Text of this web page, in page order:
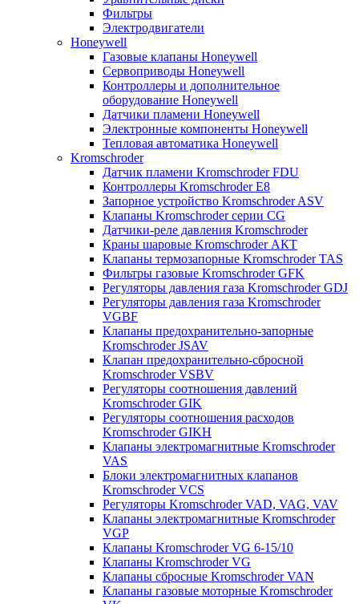
Фильтры
Электродвигатели
Honeywell
Газовые клапаны Honeywell
Сервоприводы Honeywell
Контроллеры и дополнительное
оборудование Honeywell
Датчики пламени Honeywell
Электронные компоненты Honeywell
Тепловая автоматика Honeywell
Kromschroder
Датчик пламени Kromschroder FDU
Контроллеры Kromschroder E8
Запорное устройство Kromschroder ASV
Клапаны Kromschroder серии CG
Датчики-реле давления Kromschroder
Краны шаровые Kromschroder АКТ
Клапаны термозапорные Kromschroder TAS
Фильтры газовые Kromschroder GFK
Регуляторы давления газа Kromschroder GDJ
Регуляторы давления газа Kromschroder
VGBF
Клапаны предохранительно-запорные
Kromschroder JSAV
Клапан предохранительно-сбросной
Kromschroder VSBV
Регуляторы соотношения давлений
Kromschroder GIK
Регуляторы соотношения расходов
Kromschroder GIKH
Клапаны электромагнитные Kromschroder
VAS
Блоки электромагнитных клапанов
Kromschroder VCS
Регуляторы Kromschroder VAD, VAG, VAV
Клапаны электромагнитные Kromschroder
VGP
Клапаны Kromschroder VG 6-15/10
Клапаны Kromschroder VG
Клапаны сбросные Kromschroder VAN
Клапаны газовые моторные Kromschroder